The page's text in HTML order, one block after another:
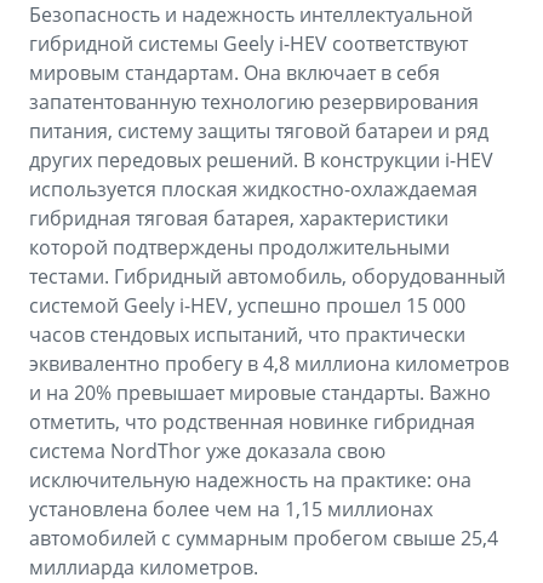
Безопасность и надежность интеллектуальной
гибридной системы Geely i-HEV соответствуют
мировым стандартам. Она включает в себя
запатентованную технологию резервирования
питания, систему защиты тяговой батареи и ряд
других передовых решений. В конструкции i-HEV
используется плоская жидкостно-охлаждаемая
гибридная тяговая батарея, характеристики
которой подтверждены продолжительными
тестами. Гибридный автомобиль, оборудованный
системой Geely i-HEV, успешно прошел 15 000
часов стендовых испытаний, что практически
эквивалентно пробегу в 4,8 миллиона километров
и на 20% превышает мировые стандарты. Важно
отметить, что родственная новинке гибридная
система NordThor уже доказала свою
исключительную надежность на практике: она
установлена более чем на 1,15 миллионах
автомобилей с суммарным пробегом свыше 25,4
миллиарда километров.